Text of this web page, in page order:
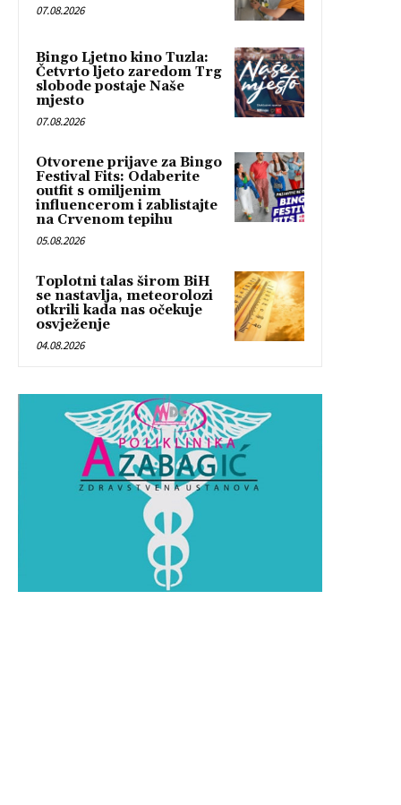
07.08.2026
Bingo Ljetno kino Tuzla:
Četvrto ljeto zaredom Trg
slobode postaje Naše
mjesto
07.08.2026
Otvorene prijave za Bingo
Festival Fits: Odaberite
outfit s omiljenim
influencerom i zablistajte
na Crvenom tepihu
05.08.2026
Toplotni talas širom BiH
se nastavlja, meteorolozi
otkrili kada nas očekuje
osvježenje
04.08.2026